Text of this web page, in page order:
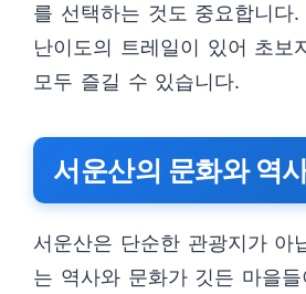
를 선택하는 것도 중요합니다
난이도의 트레일이 있어 초보
모두 즐길 수 있습니다.
서운산의 문화와 역
서운산은 단순한 관광지가 아
는 역사와 문화가 깃든 마을